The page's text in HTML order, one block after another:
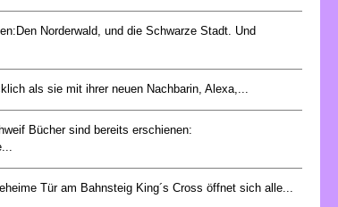
Norderwald, und die Schwarze Stadt. Und
als sie mit ihrer neuen Nachbarin, Alexa,...
Bücher sind bereits erschienen:
Tür am Bahnsteig King´s Cross öffnet sich alle...